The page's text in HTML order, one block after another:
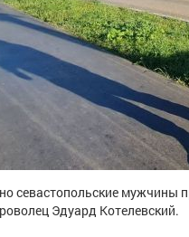
севастопольские мужчины
Эдуард Котелевский.